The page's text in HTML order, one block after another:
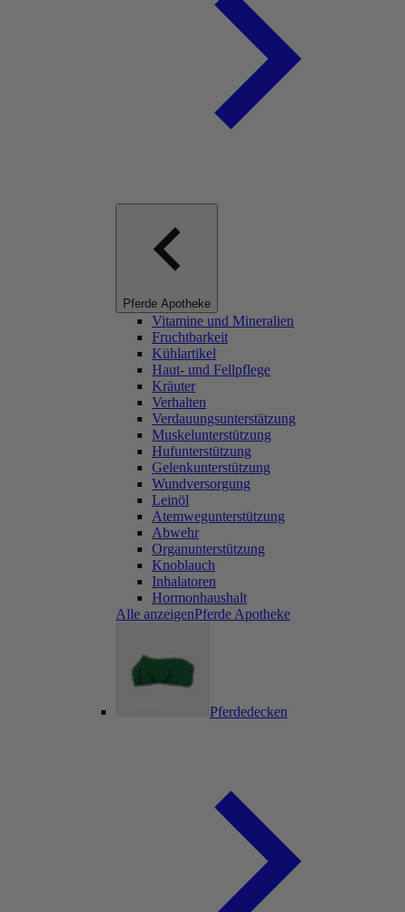
Pferde Apotheke
Vitamine und Mineralien
Fruchtbarkeit
Kühlartikel
Haut- und Fellpflege
Kräuter
Verhalten
Verdauungsunterstätzung
Muskelunterstützung
Hufunterstützung
Gelenkunterstützung
Wundversorgung
Leinöl
Atemwegunterstützung
Abwehr
Organunterstützung
Knoblauch
Inhalatoren
Hormonhaushalt
Alle anzeigenPferde Apotheke
Pferdedecken